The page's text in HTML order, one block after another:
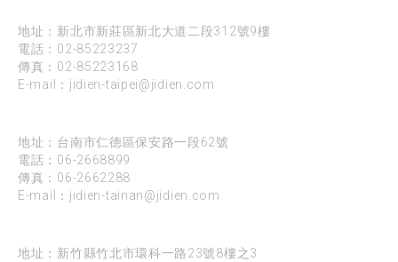
地址：新北市新莊區新北大道二段312號9樓
電話： 02-85223237
傳真：02-85223168
E-mail： jidien-taipei@jidien.com
地址：台南市仁德區保安路一段62號
電話： 06-2668899
傳真：06-2662288
E-mail： jidien-tainan@jidien.com
地址：新竹縣竹北市環科一路23號8樓之3